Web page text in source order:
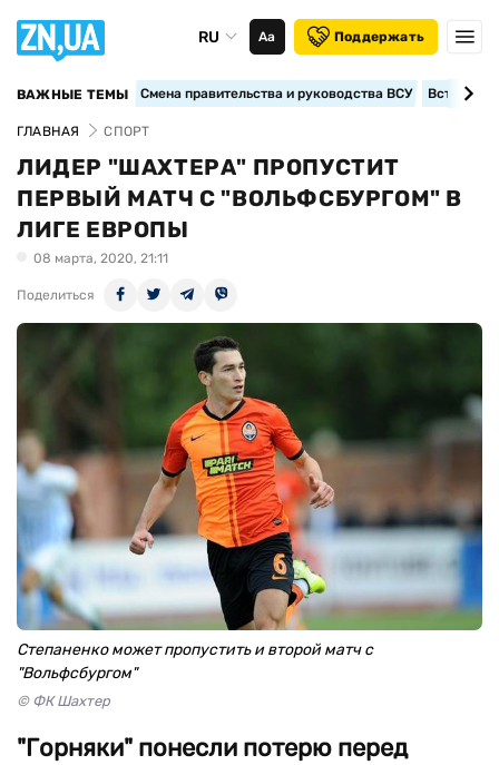
RU Аа Поддержать
ВАЖНЫЕ ТЕМЫ Смена правительства и руководства ВСУ
ГЛАВНАЯ СПОРТ
ЛИДЕР "ШАХТЕРА" ПРОПУСТИТ
ПЕРВЫЙ МАТЧ С "ВОЛЬФСБУРГОМ" В
ЛИГЕ ЕВРОПЫ
08 марта, 2020, 21:11
Поделиться
Степаненко может пропустить и второй матч с
"Вольфсбургом"
© ФК Шахтер
"Горняки" понесли потерю перед